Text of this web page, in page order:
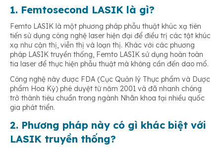
1. Femtosecond LASIK là gì?
Femto LASIK là một phương pháp phẫu thuật khúc xạ tiên
tiến sử dụng công nghệ laser hiện đại để điều trị các tật khúc
xạ như cận thị, viễn thị và loạn thị. Khác với các phương
pháp LASIK truyền thống, Femto LASIK sử dụng hoàn toàn
tia laser để thực hiện phẫu thuật mà không cần đến dao mổ.
Công nghệ này được FDA (Cục Quản lý Thực phẩm và Dược
phẩm Hoa Kỳ) phê duyệt từ năm 2001 và đã nhanh chóng
trở thành tiêu chuẩn trong ngành Nhãn khoa tại nhiều quốc
gia phát triển.
2. Phương pháp này có gì khác biệt với
LASIK truyền thống?